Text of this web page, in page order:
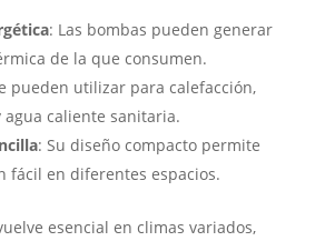
: Las bombas pueden generar
de la que consumen.
pueden utilizar para calefacción,
caliente sanitaria.
: Su diseño compacto permite
fácil en diferentes espacios.
esencial en climas variados,